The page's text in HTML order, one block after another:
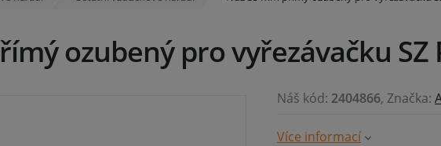
ozubený pro vyřezávačku SZ
Náš kód: 2404866, Značka:
Více informací